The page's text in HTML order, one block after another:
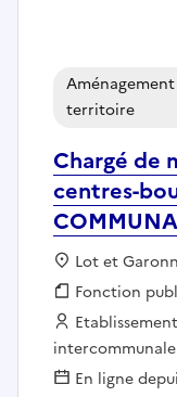
Chargé de
centres-
territoire
Localisation :
Lot et
Fonction
Fonction
Employeur :
intercommunale
En ligne